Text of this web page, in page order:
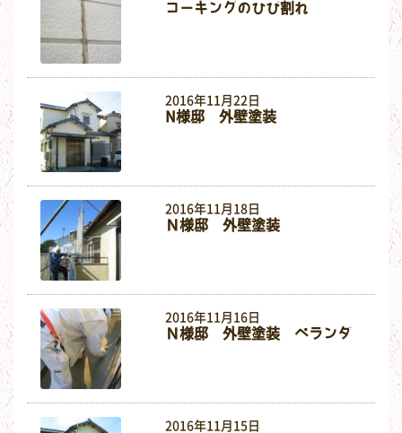
コーキングのひび割れ
2016年11月22日
N様邸 外壁塗装
2016年11月18日
Ｎ様邸 外壁塗装
2016年11月16日
Ｎ様邸 外壁塗装 ベランダ
2016年11月15日